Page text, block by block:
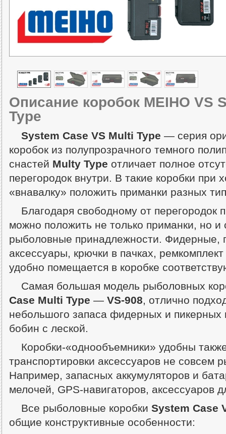
Описание коробок MEIHO VS
Type
System Case VS Multi Type — серия
коробок из полупрозрачного темного
снастей Multy Type отличает полное
перегородок внутри. В такие коробки при
«внавалку» положить приманки разных
Благодаря свободному от перегородок
можно положить не только приманки, но
рыболовные принадлежности. Фидерные,
аксессуары, крючки в пачках,
удобно помещается в коробке
Самая большая модель рыболовных
Case Multi Type — VS-908 , отлично
небольшого запаса фидерных и пикерных
бобин с леской.
Коробки-«однообъемники» удобны
транспортировки аксессуаров не совсем
Например, запасных аккумуляторов и
мелочей, GPS-навигаторов, аксессуаров
Все рыболовные коробки System Case
общие конструктивные особенности: